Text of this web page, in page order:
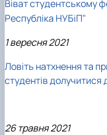
Віват студентському
Республіка НУБіП"
1 вересня 2021
Ловіть натхнення та
студентів долучитися
26 травня 2021